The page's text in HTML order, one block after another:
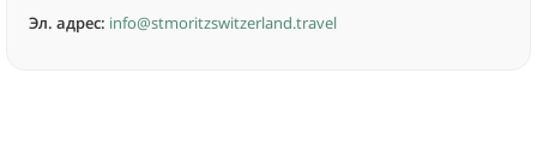
Эл. адрес: info@stmoritzswitzerland.travel